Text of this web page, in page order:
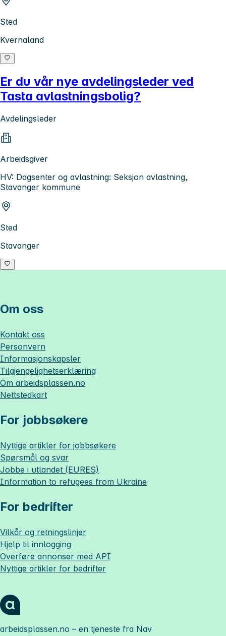
Sted
Kvernaland
Er du vår nye avdelingsleder ved
Tasta avlastningsbolig?
Avdelingsleder
Arbeidsgiver
HV: Dagsenter og avlastning: Seksjon avlastning,
Stavanger kommune
Sted
Stavanger
Om oss
Kontakt oss
Personvern
Informasjonskapsler
Tilgjengelighetserklæring
Om arbeidsplassen.no
Nettstedkart
For jobbsøkere
Nyttige artikler for jobbsøkere
Spørsmål og svar
Jobbe i utlandet (EURES)
Information to refugees from Ukraine
For bedrifter
Vilkår og retningslinjer
Hjelp til innlogging
Overføre annonser med API
Nyttige artikler for bedrifter
arbeidsplassen.no – en tjeneste fra Nav